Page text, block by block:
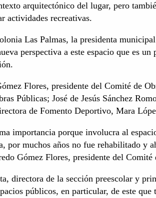
arquitectónico del lugar, pero
actividades recreativas.
Las Palmas, la presidenta
perspectiva a este espacio que es
Flores, presidente del Comité de
Públicas; José de Jesús Sánchez
de Fomento Deportivo, Mara
importancia porque involucra al
por muchos años no fue rehabilitado y
Gómez Flores, presidente del Comité
directora de la sección preescolar y
públicos, en particular, de este